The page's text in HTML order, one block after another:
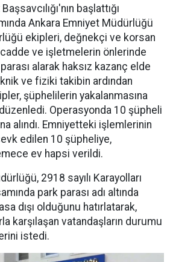
başlattığı
Ankara Emniyet Müdürlüğü
ekipleri, değnekçi ve korsan
cadde ve işletmelerin önlerinde
alarak haksız kazanç elde
ve fiziki takibin ardından
şüphelilerin yakalanmasına
Operasyonda 10 şüpheli
alındı. Emniyetteki işlemlerinin
edilen 10 şüpheliye,
ev hapsi verildi.
2918 sayılı Karayolları
park parası adı altında
dışı olduğunu hatırlatarak,
karşılaşan vatandaşların durumu
istedi.